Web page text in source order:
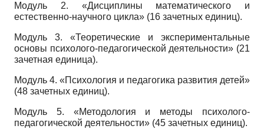
Модуль 2. «Дисциплины математического и
естественно-научного цикла» (16 зачетных единиц).
Модуль 3. «Теоретические и экспериментальные
основы психолого-педагогической деятельности» (21
зачетная единица).
Модуль 4. «Психология и педагогика развития детей»
(48 зачетных единиц).
Модуль 5. «Методология и методы психолого-
педагогической деятельности» (45 зачетных единиц).